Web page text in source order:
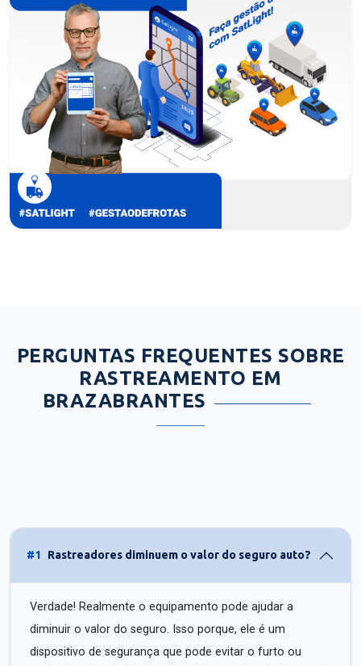
PERGUNTAS FREQUENTES SOBRE
RASTREAMENTO EM
BRAZABRANTES
#1 Rastreadores diminuem o valor do seguro auto?
Verdade! Realmente o equipamento pode ajudar a
diminuir o valor do seguro. Isso porque, ele é um
dispositivo de segurança que pode evitar o furto ou